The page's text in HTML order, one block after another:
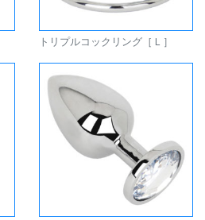
トリプルコックリング［Ｌ］